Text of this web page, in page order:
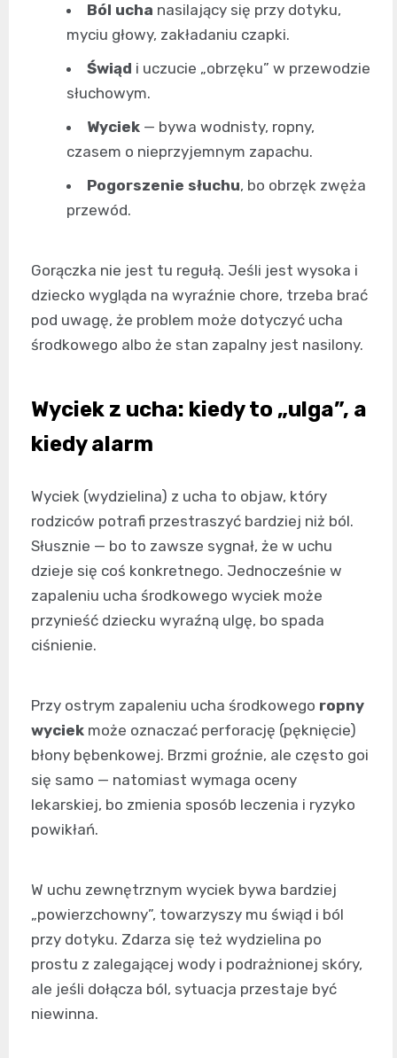
Ból ucha nasilający się przy dotyku,
myciu głowy, zakładaniu czapki.
Świąd i uczucie „obrzęku” w przewodzie
słuchowym.
Wyciek — bywa wodnisty, ropny,
czasem o nieprzyjemnym zapachu.
Pogorszenie słuchu, bo obrzęk zwęża
przewód.
Gorączka nie jest tu regułą. Jeśli jest wysoka i
dziecko wygląda na wyraźnie chore, trzeba brać
pod uwagę, że problem może dotyczyć ucha
środkowego albo że stan zapalny jest nasilony.
Wyciek z ucha: kiedy to „ulga”, a
kiedy alarm
Wyciek (wydzielina) z ucha to objaw, który
rodziców potrafi przestraszyć bardziej niż ból.
Słusznie — bo to zawsze sygnał, że w uchu
dzieje się coś konkretnego. Jednocześnie w
zapaleniu ucha środkowego wyciek może
przynieść dziecku wyraźną ulgę, bo spada
ciśnienie.
Przy ostrym zapaleniu ucha środkowego ropny
wyciek może oznaczać perforację (pęknięcie)
błony bębenkowej. Brzmi groźnie, ale często goi
się samo — natomiast wymaga oceny
lekarskiej, bo zmienia sposób leczenia i ryzyko
powikłań.
W uchu zewnętrznym wyciek bywa bardziej
„powierzchowny”, towarzyszy mu świąd i ból
przy dotyku. Zdarza się też wydzielina po
prostu z zalegającej wody i podrażnionej skóry,
ale jeśli dołącza ból, sytuacja przestaje być
niewinna.